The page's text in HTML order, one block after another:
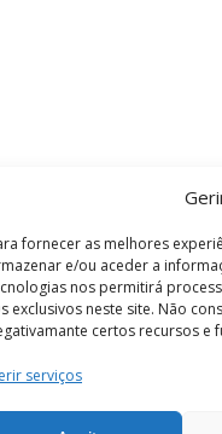
fornecer as melhores
e/ou aceder a
nos permitirá
exclusivos neste site. Não
certos recursos e
serviços
de Coimbra .